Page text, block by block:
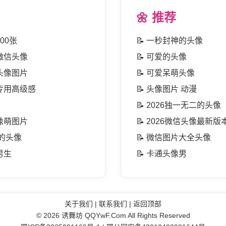
张
信头像
像图片
用高级感
萌图片
头像
生
🌼 推荐
📝 一秒封神的头像
📝 可爱的头像
📝 可爱呆萌头像
📝 头像图片 动漫
📝 2026独一无二的头像
📝 2026微信头像最新版
📝 微信图片大全头像
📝 卡通头像男
关于我们 | 联系我们 | 返回顶部
© 2026 诱舞坊QQYwF.Com All Rights Reserved